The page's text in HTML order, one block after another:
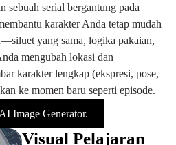
sebuah serial bergantung pada
karakter Anda tetap mudah
yang sama, logika pakaian,
mengubah lokasi dan
karakter lengkap (ekspresi, pose,
ke momen baru seperti episode.
Image Generator.
Visual Pelajaran